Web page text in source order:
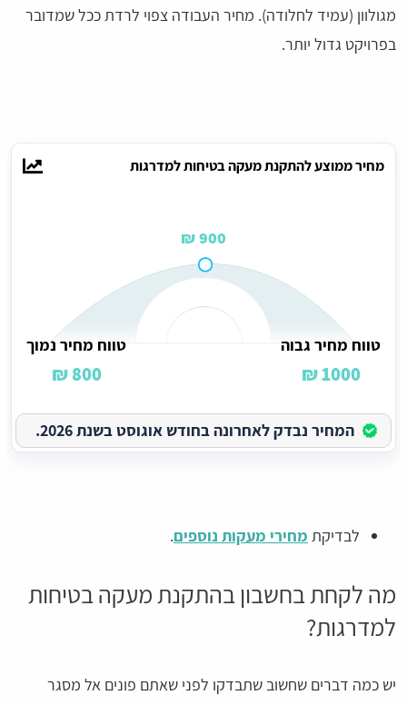
מגולוון (עמיד לחלודה). מחיר העבודה צפוי לרדת ככל שמדובר
בפרויקט גדול יותר.
מחיר ממוצע להתקנת מעקה בטיחות למדרגות
900 ₪
טווח מחיר גבוה
1000 ₪
טווח מחיר נמוך
800 ₪
המחיר נבדק לאחרונה בחודש אוגוסט בשנת 2026.
לבדיקת מחירי מעקות נוספים.
מה לקחת בחשבון בהתקנת מעקה בטיחות
למדרגות?
יש כמה דברים שחשוב שתבדקו לפני שאתם פונים אל מסגר